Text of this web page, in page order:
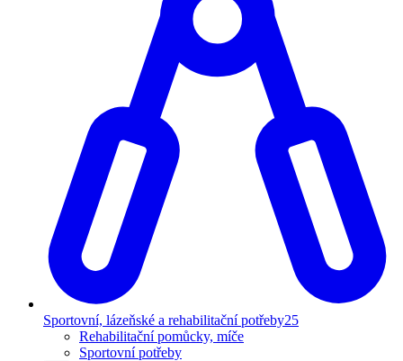
Sportovní, lázeňské a rehabilitační potřeby25
Rehabilitační pomůcky, míče
Sportovní potřeby